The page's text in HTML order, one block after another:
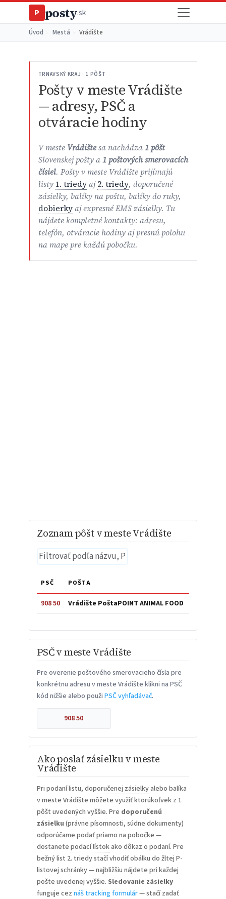
P posty.sk
Úvod Mestá Vrádište
TRNAVSKÝ KRAJ · 1 PÔŠT
Pošty v meste Vrádište
— adresy, PSČ a
otváracie hodiny
V meste Vrádištesa nachádza1 pôšt
Slovenskej pošty a1 poštových smerovacích
čísiel. Pošty v meste Vrádište prijímajú
listy 1. triedyaj2. triedy, doporučené
zásielky, balíky na poštu, balíky do ruky,
dobierkyaj expresné EMS zásielky. Tu
nájdete kompletné kontakty: adresu,
telefón, otváracie hodiny aj presnú polohu
na mape pre každú pobočku.
Zoznam pôšt v meste Vrádište
PSČ POŠTA
908 50 Vrádište PoštaPOINT ANIMAL FOOD
PSČ v meste Vrádište
Pre overenie poštového smerovacieho čísla pre
konkrétnu adresu v meste Vrádište klikni na PSČ
kód nižšie alebo použi PSČ vyhľadávač.
908 50
Ako poslať zásielku v meste
Vrádište
Pri podaní listu, doporučenej zásielkyalebo balíka
v meste Vrádište môžete využiť ktorúkoľvek z 1
pôšt uvedených vyššie. Pre doporučenú
zásielku (právne písomnosti, súdne dokumenty)
odporúčame podať priamo na pobočke —
dostanete podací lístokako dôkaz o podaní. Pre
bežný list 2. triedy stačí vhodiť obálku do žltej P-
listovej schránky — najbližšiu nájdete pri každej
pošte uvedenej vyššie. Sledovanie zásielky
funguje cez náš tracking formulár— stačí zadať